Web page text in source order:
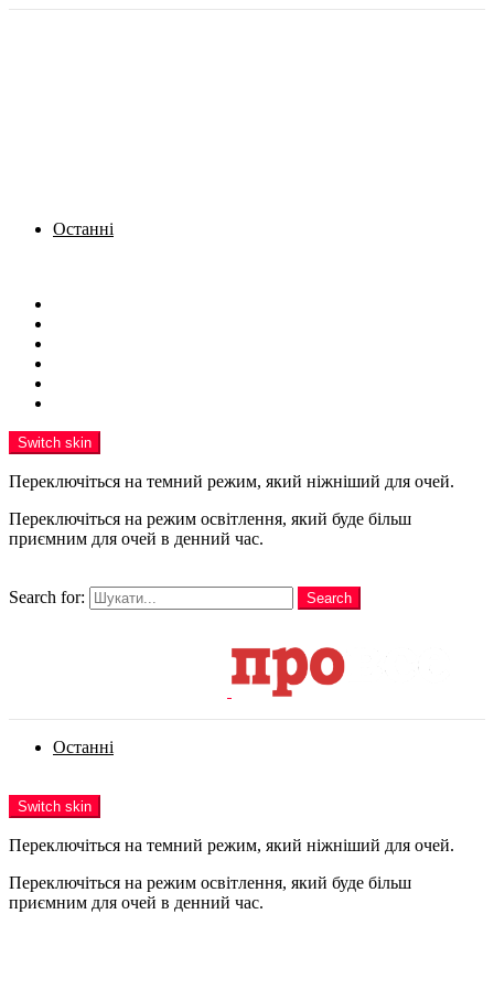
Останні
Switch skin
Переключіться на темний режим, який ніжніший для очей.
Переключіться на режим освітлення, який буде більш
приємним для очей в денний час.
Search for:
Search
Останні
Switch skin
Переключіться на темний режим, який ніжніший для очей.
Переключіться на режим освітлення, який буде більш
приємним для очей в денний час.